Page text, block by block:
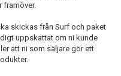
framöver.
skickas från Surf och paket
uppskattat om ni kunde
att ni som säljare gör ett